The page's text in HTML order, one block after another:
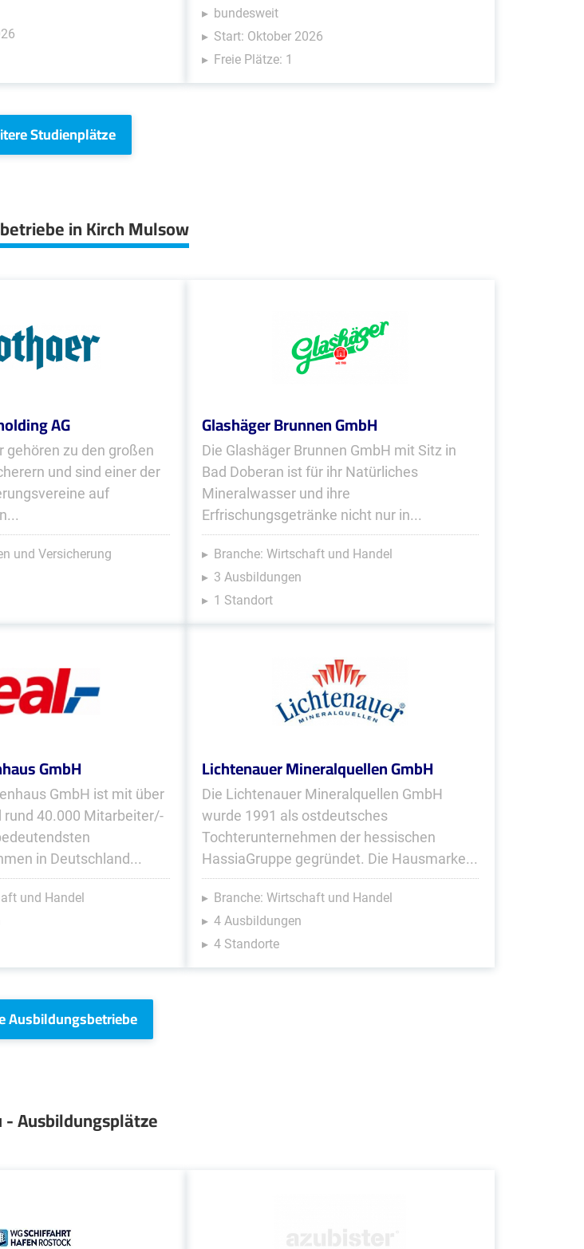
bundesweit
Start: Oktober 2026
Freie Plätze: 1
Studienplätze
in Kirch Mulsow
AG
gehören zu den großen
und sind einer der
auf
und Versicherung
Glashäger Brunnen GmbH
Die Glashäger Brunnen GmbH mit Sitz in
Bad Doberan ist für ihr Natürliches
Mineralwasser und ihre
Erfrischungsgetränke nicht nur in...
Branche: Wirtschaft und Handel
3 Ausbildungen
1 Standort
GmbH
GmbH ist mit über
rund 40.000 Mitarbeiter/-
in Deutschland...
und Handel
Lichtenauer Mineralquellen GmbH
Die Lichtenauer Mineralquellen GmbH
wurde 1991 als ostdeutsches
Tochterunternehmen der hessischen
HassiaGruppe gegründet. Die Hausmarke...
Branche: Wirtschaft und Handel
4 Ausbildungen
4 Standorte
Ausbildungsbetriebe
- Ausbildungsplätze